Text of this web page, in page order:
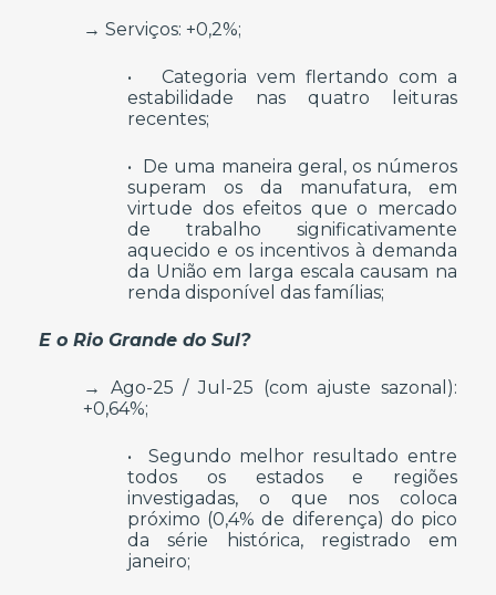
→ Serviços: +0,2%;
• Categoria vem flertando com a
estabilidade nas quatro leituras
recentes;
• De uma maneira geral, os números
superam os da manufatura, em
virtude dos efeitos que o mercado
de trabalho significativamente
aquecido e os incentivos à demanda
da União em larga escala causam na
renda disponível das famílias;
E o Rio Grande do Sul?
→ Ago-25 / Jul-25 (com ajuste sazonal):
+0,64%;
• Segundo melhor resultado entre
todos os estados e regiões
investigadas, o que nos coloca
próximo (0,4% de diferença) do pico
da série histórica, registrado em
janeiro;